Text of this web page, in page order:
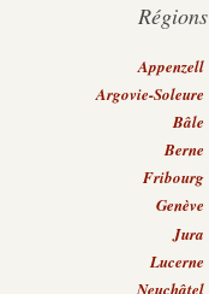
Régions
Appenzell
Argovie-Soleure
Bâle
Berne
Fribourg
Genève
Jura
Lucerne
Neuchâtel